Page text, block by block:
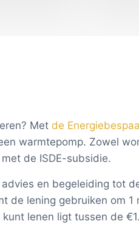
Met de
warmtepomp. Zowel
de ISDE-subsidie.
en begeleiding tot
de lening gebruiken om
lenen ligt tussen de